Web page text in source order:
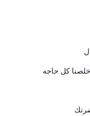
خلصنا كل حاجه